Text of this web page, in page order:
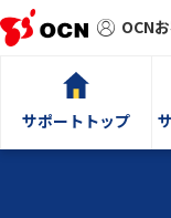
OCN
サポートトップ